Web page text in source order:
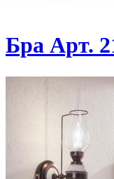
Бра Арт.